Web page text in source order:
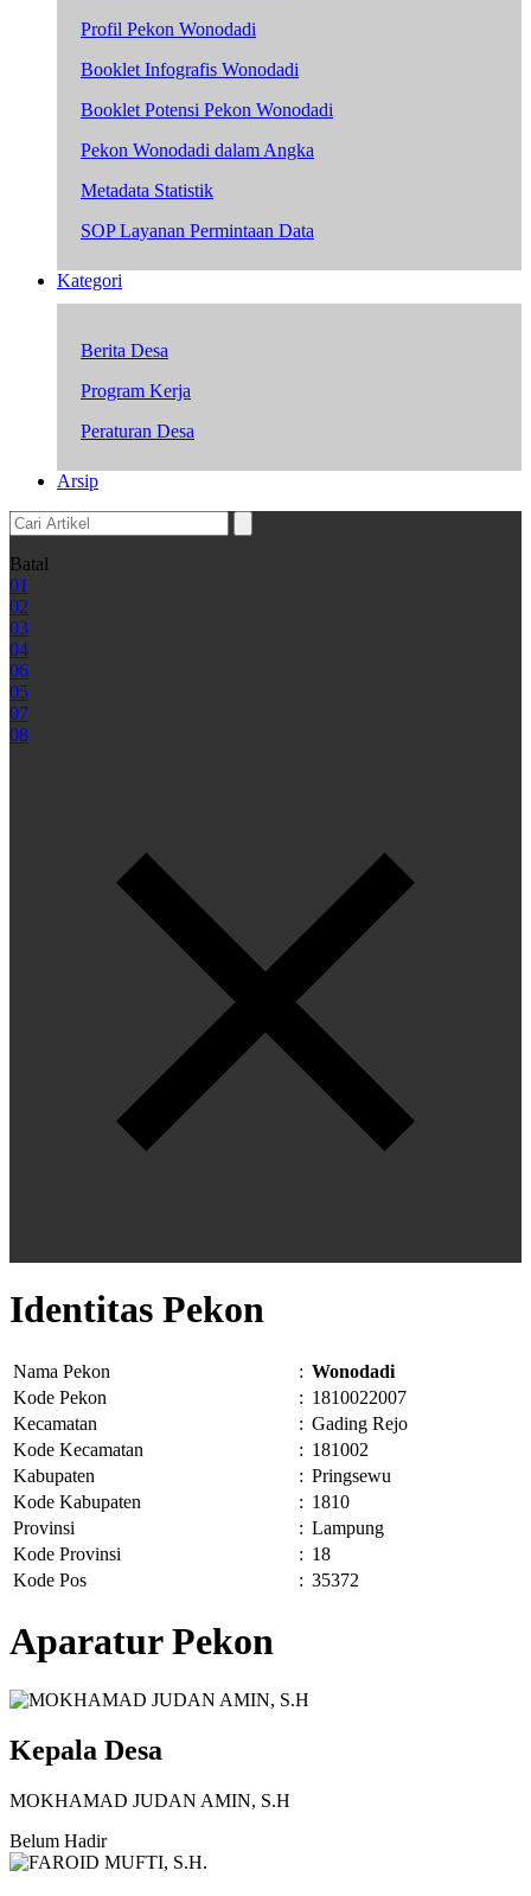
Profil Pekon Wonodadi
Booklet Infografis Wonodadi
Booklet Potensi Pekon Wonodadi
Pekon Wonodadi dalam Angka
Metadata Statistik
SOP Layanan Permintaan Data
Kategori
Berita Desa
Program Kerja
Peraturan Desa
Arsip
Batal
01
02
03
04
06
05
07
08
Identitas Pekon
Nama Pekon : Wonodadi
Kode Pekon
: 1810022007
Kecamatan
: Gading Rejo
Kode Kecamatan
: 181002
Kabupaten
: Pringsewu
Kode Kabupaten
: 1810
Provinsi
: Lampung
Kode Provinsi
: 18
Kode Pos
: 35372
Aparatur Pekon
Kepala Desa
MOKHAMAD JUDAN AMIN, S.H
Belum Hadir